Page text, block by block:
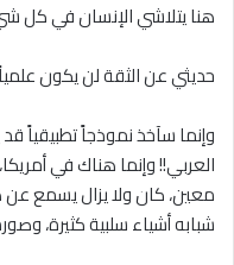
هنا يتلاشي الإنسان في كل
حديثي عن الثقة لن يكون علمياً
وإنما سآخذ نموذجاً تطبيقياً
العربي!! وإنما هناك في
معين، كان ولا يزال يسمع عن
شبابه أشياء سلبية كثيرة،